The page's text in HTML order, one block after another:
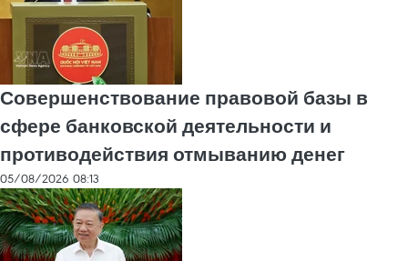
Совершенствование правовой базы в
сфере банковской деятельности и
противодействия отмыванию денег
05/08/2026 08:13